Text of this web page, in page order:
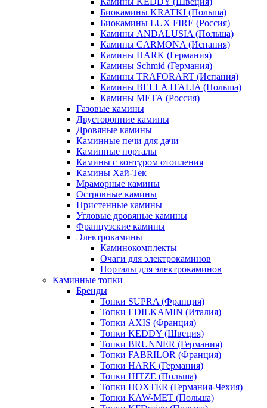
Биокамины KRATKI (Польша)
Биокамины LUX FIRE (Россия)
Камины ANDALUSIA (Польша)
Камины CARMONA (Испания)
Камины HARK (Германия)
Камины Schmid (Германия)
Камины TRAFORART (Испания)
Камины BELLA ITALIA (Польша)
Камины МЕТА (Россия)
Газовые камины
Двусторонние камины
Дровяные камины
Каминные печи для дачи
Каминные порталы
Камины с контуром отопления
Камины Хай-Тек
Мраморные камины
Островные камины
Пристенные камины
Угловые дровяные камины
Французские камины
Электрокамины
Каминокомплекты
Очаги для электрокаминов
Порталы для электрокаминов
Каминные топки
Бренды
Топки SUPRA (Франция)
Топки EDILKAMIN (Италия)
Топки AXIS (Франция)
Топки KEDDY (Швеция)
Топки BRUNNER (Германия)
Топки FABRILOR (Франция)
Топки HARK (Германия)
Топки HITZE (Польша)
Топки HOXTER (Германия-Чехия)
Топки KAW-MET (Польша)